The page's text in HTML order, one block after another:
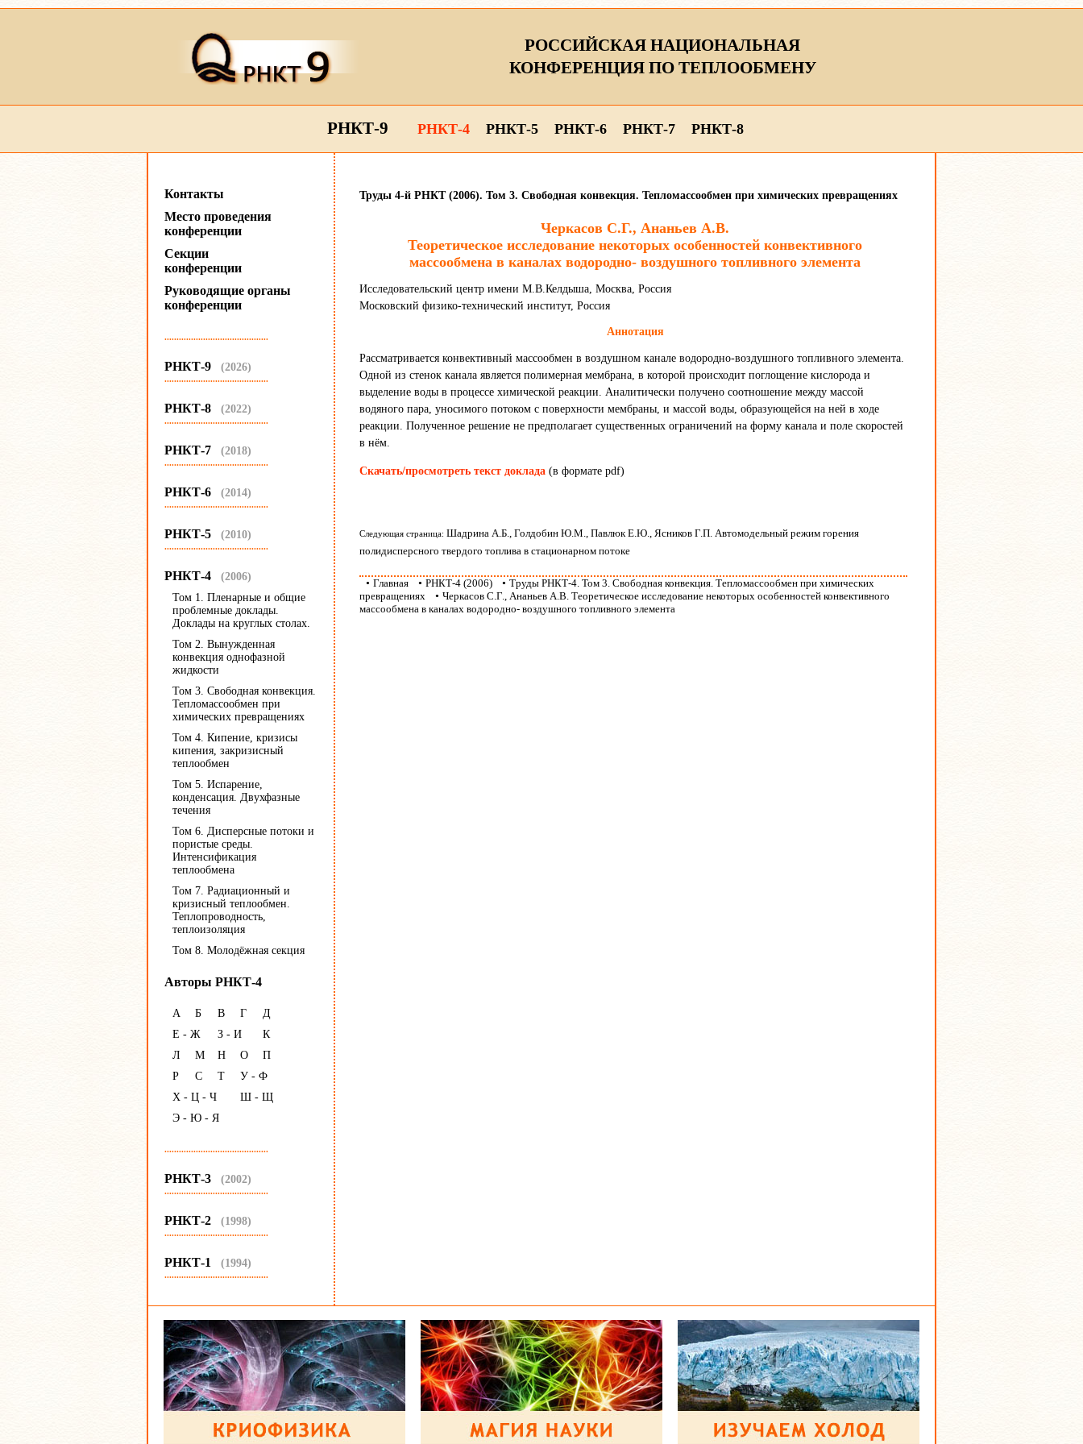
РОССИЙСКАЯ НАЦИОНАЛЬНАЯ
КОНФЕРЕНЦИЯ ПО ТЕПЛООБМЕНУ
РНКТ-9 РНКТ-4 РНКТ-5 РНКТ-6 РНКТ-7 РНКТ-8
Контакты
Место проведения
конференции
Секции
конференции
Руководящие органы
конференции
...........................................
РНКТ-9 (2026)
...........................................
РНКТ-8 (2022)
...........................................
РНКТ-7 (2018)
...........................................
РНКТ-6 (2014)
...........................................
РНКТ-5 (2010)
...........................................
РНКТ-4 (2006)
Том 1. Пленарные и общие
проблемные доклады.
Доклады на круглых столах.
Том 2. Вынужденная
конвекция однофазной
жидкости
Том 3. Свободная конвекция.
Тепломассообмен при
химических превращениях
Том 4. Кипение, кризисы
кипения, закризисный
теплообмен
Том 5. Испарение,
конденсация. Двухфазные
течения
Том 6. Дисперсные потоки и
пористые среды.
Интенсификация
теплообмена
Том 7. Радиационный и
кризисный теплообмен.
Теплопроводность,
теплоизоляция
Том 8. Молодёжная секция
Авторы РНКТ-4
А Б В Г
Д
Е - Ж
З - И
К
Л
М Н О
П
Р
С Т
У - Ф
Х - Ц - Ч
Ш - Щ
Э - Ю - Я
...........................................
РНКТ-3 (2002)
...........................................
РНКТ-2 (1998)
...........................................
РНКТ-1 (1994)
...........................................
Труды 4-й РНКТ (2006). Том 3. Свободная конвекция. Тепломассообмен при химических превращениях
Черкасов С.Г., Ананьев А.В.
Теоретическое исследование некоторых особенностей конвективного
массообмена в каналах водородно- воздушного топливного элемента
Исследовательский центр имени М.В.Келдыша, Москва, Россия
Московский физико-технический институт, Россия
Аннотация
Рассматривается конвективный массообмен в воздушном канале водородно-воздушного топливного элемента.
Одной из стенок канала является полимерная мембрана, в которой происходит поглощение кислорода и
выделение воды в процессе химической реакции. Аналитически получено соотношение между массой
водяного пара, уносимого потоком с поверхности мембраны, и массой воды, образующейся на ней в ходе
реакции. Полученное решение не предполагает существенных ограничений на форму канала и поле скоростей
в нём.
Скачать/просмотреть текст доклада (в формате pdf)
Следующая страница: Шадрина А.Б., Голдобин Ю.М., Павлюк Е.Ю., Ясников Г.П. Автомодельный режим горения
полидисперсного твердого топлива в стационарном потоке
• Главная • РНКТ-4 (2006) • Труды РНКТ-4. Том 3. Свободная конвекция. Тепломассообмен при химических
превращениях • Черкасов С.Г., Ананьев А.В. Теоретическое исследование некоторых особенностей конвективного
массообмена в каналах водородно- воздушного топливного элемента